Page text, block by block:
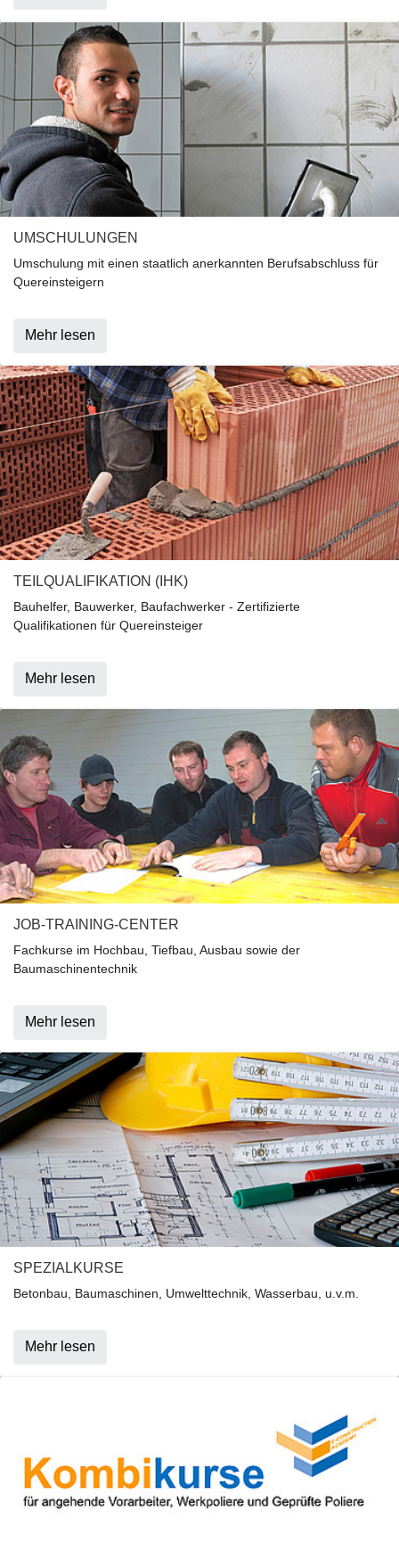
UMSCHULUNGEN
Umschulung mit einen staatlich anerkannten Berufsabschluss für
Quereinsteigern
Mehr lesen
TEILQUALIFIKATION (IHK)
Bauhelfer, Bauwerker, Baufachwerker - Zertifizierte
Qualifikationen für Quereinsteiger
Mehr lesen
JOB-TRAINING-CENTER
Fachkurse im Hochbau, Tiefbau, Ausbau sowie der
Baumaschinentechnik
Mehr lesen
SPEZIALKURSE
Betonbau, Baumaschinen, Umwelttechnik, Wasserbau, u.v.m.
Mehr lesen